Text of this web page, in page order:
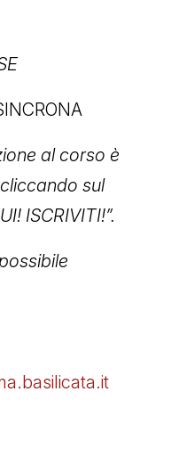
al corso è
sul
ISCRIVITI!”.